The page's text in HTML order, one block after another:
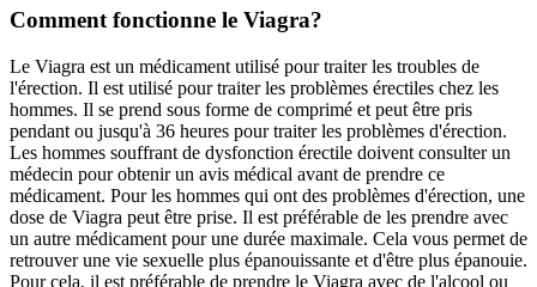
Comment fonctionne le Viagra?
Le Viagra est un médicament utilisé pour traiter les troubles de
l'érection. Il est utilisé pour traiter les problèmes érectiles chez les
hommes. Il se prend sous forme de comprimé et peut être pris
pendant ou jusqu'à 36 heures pour traiter les problèmes d'érection.
Les hommes souffrant de dysfonction érectile doivent consulter un
médecin pour obtenir un avis médical avant de prendre ce
médicament. Pour les hommes qui ont des problèmes d'érection, une
dose de Viagra peut être prise. Il est préférable de les prendre avec
un autre médicament pour une durée maximale. Cela vous permet de
retrouver une vie sexuelle plus épanouissante et d'être plus épanouie.
Pour cela, il est préférable de prendre le Viagra avec de l'alcool ou